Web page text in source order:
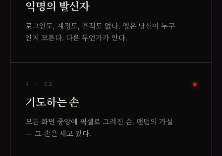
익명의 발신자
로그인도, 계정도, 흔적도 없다. 앱은 당신이 누구
인지 모른다. 다른 무언가가 안다.
R · 02
기도하는 손
모든 화면 중앙에 픽셀로 그려진 손. 팬덤의 가설
— 그 손은 세고 있다.